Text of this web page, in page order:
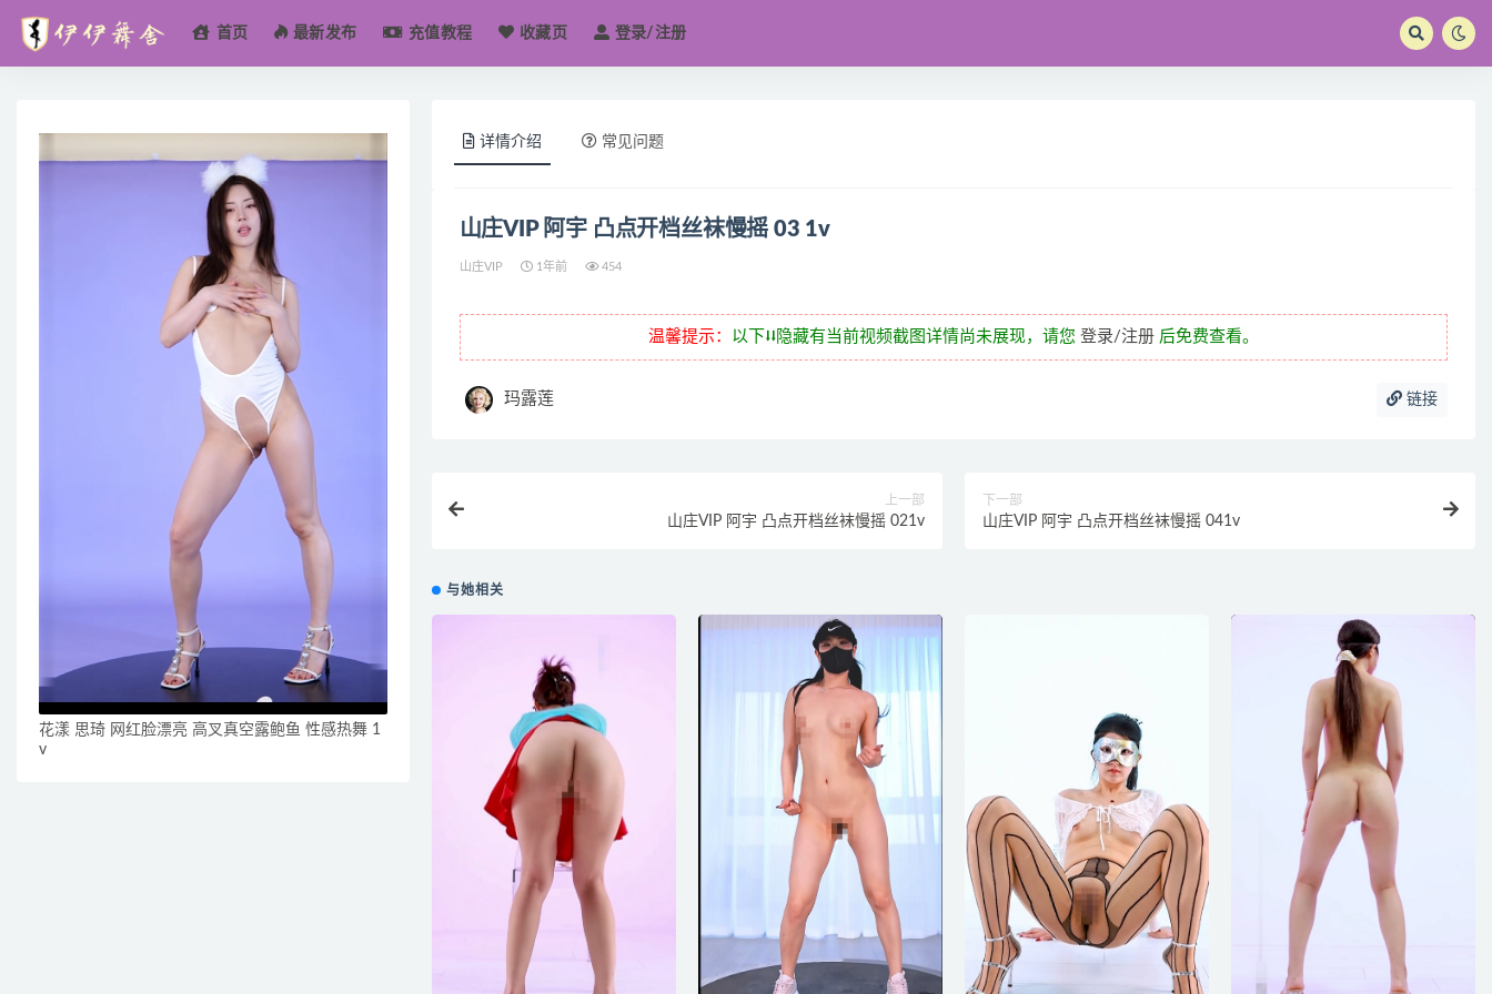
首页 最新发布 充值教程 收藏页 登录/注册
详情介绍 常见问题
山庄VIP 阿宇 凸点开档丝袜慢摇 03 1v
山庄VIP 1年前 454
温馨提示： 以下⭣⭣隐藏有当前视频截图详情尚未展现，请您 登录/注册后免费查看。
玛露莲 链接
上一部
山庄VIP 阿宇 凸点开档丝袜慢摇 021v
下一部
山庄VIP 阿宇 凸点开档丝袜慢摇 041v
与她相关
花漾 思琦 网红脸漂亮 高叉真空露鲍鱼 性感热舞 1
v